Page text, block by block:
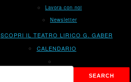
Lavora con noi
Newsletter
SCOPRI IL TEATRO LIRICO G. GABER
CALENDARIO